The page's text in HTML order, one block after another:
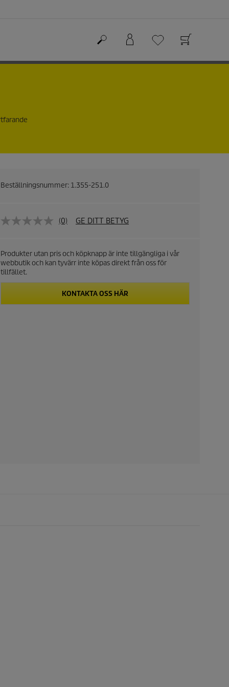
Beställningsnummer: 1.355-251.0
(0) GE DITT BETYG
Produkter utan pris och köpknapp är inte tillgängliga i vår
webbutik och kan tyvärr inte köpas direkt från oss för
tillfället.
KONTAKTA OSS HÄR